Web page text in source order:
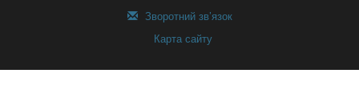
Зворотний зв’язок
Карта сайту